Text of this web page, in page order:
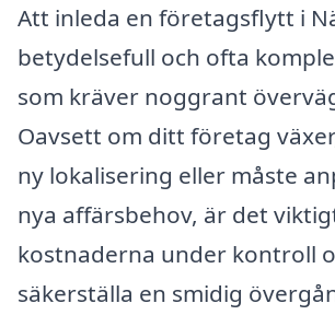
Att inleda en företagsflytt i
betydelsefull och ofta
som kräver noggrant
Oavsett om ditt företag
ny lokalisering eller måste
nya affärsbehov, är det
kostnaderna under kontroll
säkerställa en smidig